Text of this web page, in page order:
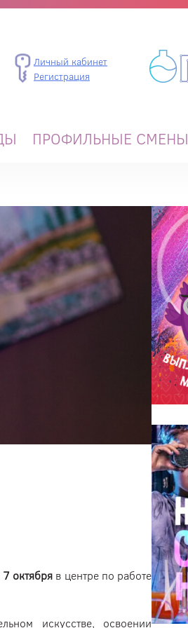
Личный кабинет
Регистрация
ПРОФИЛЬНЫЕ СМЕНЫ
октября в центре по работе
искусстве, освоении